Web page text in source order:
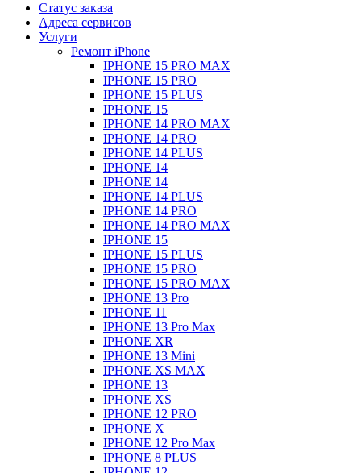
Статус заказа
Адреса сервисов
Услуги
Ремонт iPhone
IPHONE 15 PRO MAX
IPHONE 15 PRO
IPHONE 15 PLUS
IPHONE 15
IPHONE 14 PRO MAX
IPHONE 14 PRO
IPHONE 14 PLUS
IPHONE 14
IPHONE 14
IPHONE 14 PLUS
IPHONE 14 PRO
IPHONE 14 PRO MAX
IPHONE 15
IPHONE 15 PLUS
IPHONE 15 PRO
IPHONE 15 PRO MAX
IPHONE 13 Pro
IPHONE 11
IPHONE 13 Pro Max
IPHONE XR
IPHONE 13 Mini
IPHONE XS MAX
IPHONE 13
IPHONE XS
IPHONE 12 PRO
IPHONE X
IPHONE 12 Pro Max
IPHONE 8 PLUS